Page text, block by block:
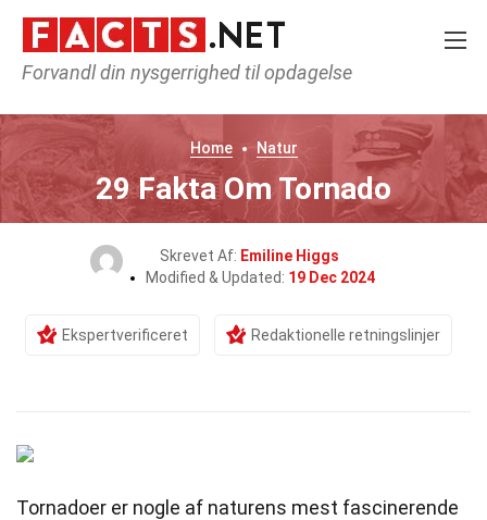
Forvandl din nysgerrighed til opdagelse
Home Natur
29 Fakta Om Tornado
Skrevet Af: Emiline Higgs
Modified & Updated: 19 Dec 2024
Ekspertverificeret Redaktionelle retningslinjer
Tornadoer er nogle af naturens mest fascinerende